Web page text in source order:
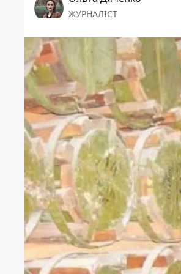
ЖУРНАЛІСТ